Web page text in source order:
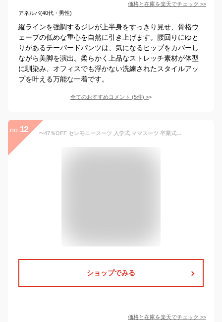
価格と在庫を楽天でチェック >>
アネルバ(40代・男性)
縦ラインを強調するジレが上半身をすっきり見せ、骨格ウ
ェーブの低めな重心を自然に引き上げます。腰回りにゆと
りがあるテーパードパンツは、気になるヒップをカバーし
ながら美脚を演出。柔らかく上品なストレッチ素材が体型
に馴染み、オフィスでも浮かない洗練されたスタイルアッ
プを叶える万能な一着です。
全てのおすすめコメント (5件) >
no. 12 〜47％OFF セレモニースーツ 入学式 ママスーツ 卒業式 母親 パンツ セットアップ 入園式 卒園式 お宮参り 七五三 レディース フォーマル 黒 ネイビー カジュアル おしゃれ コーデ かっこいい 試着チケット対象 【365日即日発送】
ショップでみる
価格と在庫を楽天でチェック >>